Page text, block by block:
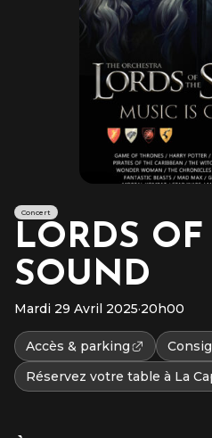
Concert
LORDS
SOUND
Mardi 29 Avril 2025·20h00
Accès & parking
Réservez votre table à La